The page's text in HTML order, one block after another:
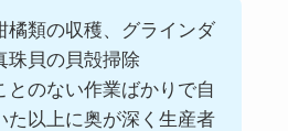
橘類の収穫、グラインダ
珠貝の貝殻掃除
とのない作業ばかりで自
た以上に奥が深く生産者